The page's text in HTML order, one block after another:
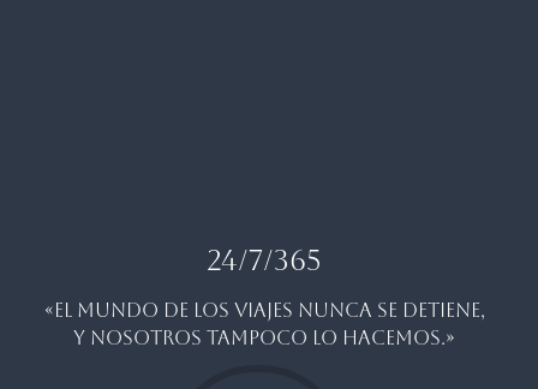
24/7/365
«EL MUNDO DE LOS VIAJES NUNCA SE DETIENE,
Y NOSOTROS TAMPOCO LO HACEMOS.»